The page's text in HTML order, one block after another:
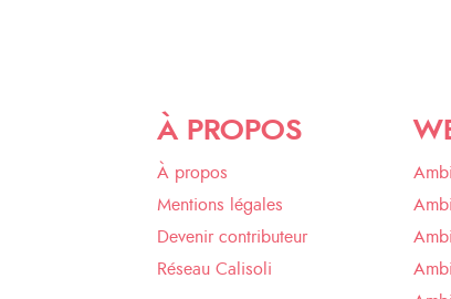
À PROPOS
À propos
Mentions légales
Devenir contributeur
Réseau Calisoli